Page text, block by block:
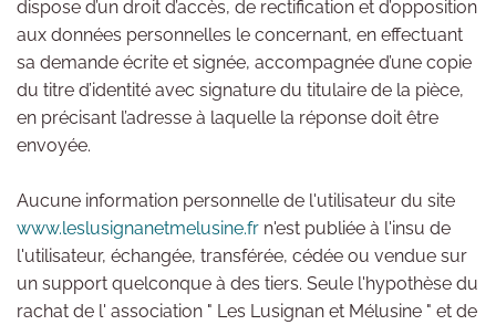
dispose d’un droit d’accès, de rectification et d’opposition
aux données personnelles le concernant, en effectuant
sa demande écrite et signée, accompagnée d’une copie
du titre d’identité avec signature du titulaire de la pièce,
en précisant l’adresse à laquelle la réponse doit être
envoyée.
Aucune information personnelle de l'utilisateur du site
www.leslusignanetmelusine.fr n'est publiée à l'insu de
l'utilisateur, échangée, transférée, cédée ou vendue sur
un support quelconque à des tiers. Seule l'hypothèse du
rachat de l' association " Les Lusignan et Mélusine " et de